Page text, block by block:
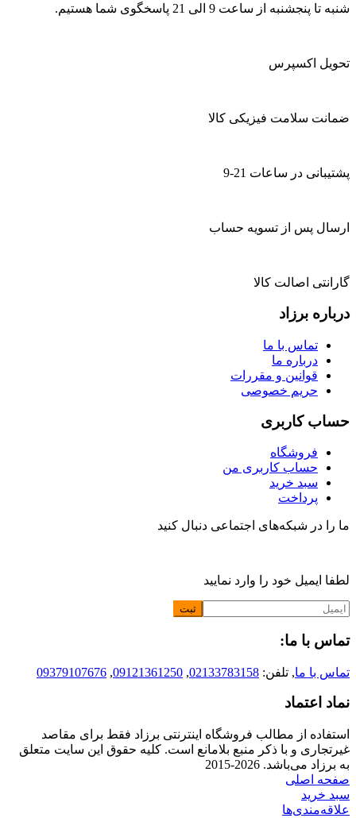
شنبه تا پنجشنبه از ساعت 9 الی 21 پاسخگوی شما هستیم.
تحویل اکسپرس
ضمانت سلامت فیزیکی کالا
پشتیبانی در ساعات 21-9
ارسال پس از تسویه حساب
گارانتی اصالت کالا
درباره برزاد
تماس با ما
درباره ما
قوانین و مقررات
حریم خصوصی
حساب کاربری
فروشگاه
حساب کاربری من
سبد خرید
پرداخت
ما را در شبکه‌های اجتماعی دنبال کنید
لطفا ایمیل خود را وارد نمایید
تماس با ما:
تماس با ما, تلفن: 02133783158
,
09121361250
,
09379107676
نماد اعتماد
استفاده از مطالب فروشگاه اینترنتی برزاد فقط برای مقاصد
غیرتجاری و با ذکر منبع بلامانع است. کلیه حقوق این سایت متعلق
به برزاد می‌باشد. 2026-2015
صفحه اصلی
سبد خرید
علاقه‌مندی‌ها